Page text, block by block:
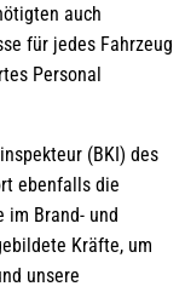
auch
für jedes Fahrzeug
Personal
(BKI) des
ebenfalls die
im Brand- und
Kräfte, um
unsere